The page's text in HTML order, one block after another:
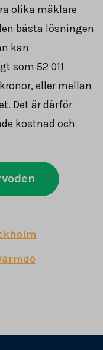
olika mäklare
bästa lösningen
kan
som 52 011
kronor, eller mellan
Det är därför
kostnad och